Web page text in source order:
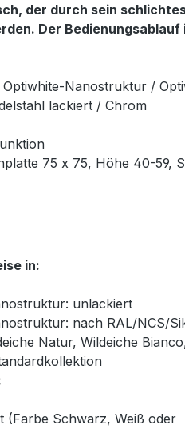
der durch sein
Der
Optiwhite-Nanostruktur /
lackiert / Chrom
75 x 75, Höhe 40-59,
in:
unlackiert
nach RAL/NCS/
Natur, Wildeiche
(Farbe Schwarz, Weiß oder